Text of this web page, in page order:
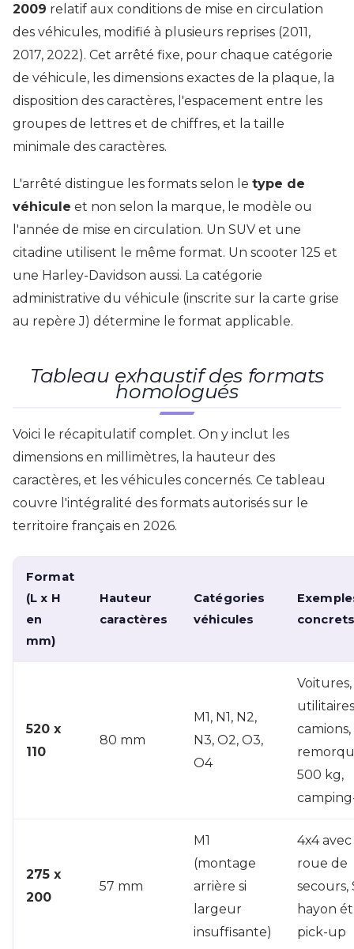
2009 relatif aux conditions de mise en circulation
des véhicules, modifié à plusieurs reprises (2011,
2017, 2022). Cet arrêté fixe, pour chaque catégorie
de véhicule, les dimensions exactes de la plaque, la
disposition des caractères, l'espacement entre les
groupes de lettres et de chiffres, et la taille
minimale des caractères.
L'arrêté distingue les formats selon le type de
véhicule et non selon la marque, le modèle ou
l'année de mise en circulation. Un SUV et une
citadine utilisent le même format. Un scooter 125 et
une Harley-Davidson aussi. La catégorie
administrative du véhicule (inscrite sur la carte grise
au repère J) détermine le format applicable.
Tableau exhaustif des formats
homologués
Voici le récapitulatif complet. On y inclut les
dimensions en millimètres, la hauteur des
caractères, et les véhicules concernés. Ce tableau
couvre l'intégralité des formats autorisés sur le
territoire français en 2026.
Format
(L x H
en
mm)
Hauteur
caractères
Catégories
véhicules
520 x
110
80 mm
M1, N1, N2,
N3, O2, O3,
O4
Voitures,
camions,
500 kg,
275 x
200
57 mm
M1
(montage
arrière si
largeur
insuffisante)
4x4
roue de
secours,
hayon
pick-up